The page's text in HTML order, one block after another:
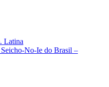
Latina
No-Ie do Brasil –